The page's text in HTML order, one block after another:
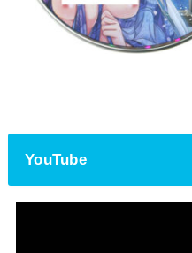
YouTube